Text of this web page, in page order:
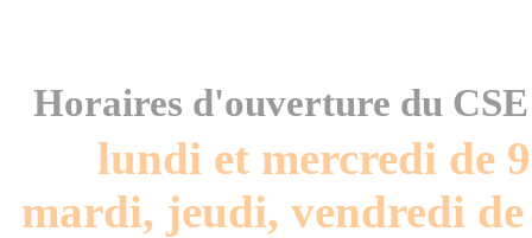
Horaires d'ouverture du
lundi et mercredi de
mardi, jeudi, vendredi de